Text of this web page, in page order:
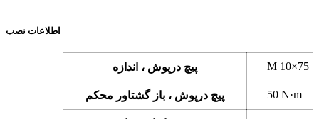
اطلاعات نصب
پیچ درپوش ، اندازه M 10×75
پیچ درپوش ، باز گشتاور محکم 50 N·m